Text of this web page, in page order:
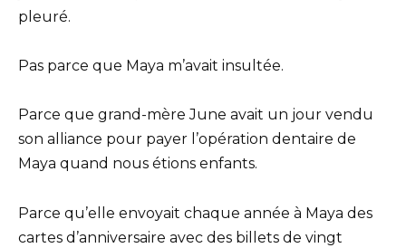
pleuré.
Pas parce que Maya m’avait insultée.
Parce que grand-mère June avait un jour vendu
son alliance pour payer l’opération dentaire de
Maya quand nous étions enfants.
Parce qu’elle envoyait chaque année à Maya des
cartes d’anniversaire avec des billets de vingt